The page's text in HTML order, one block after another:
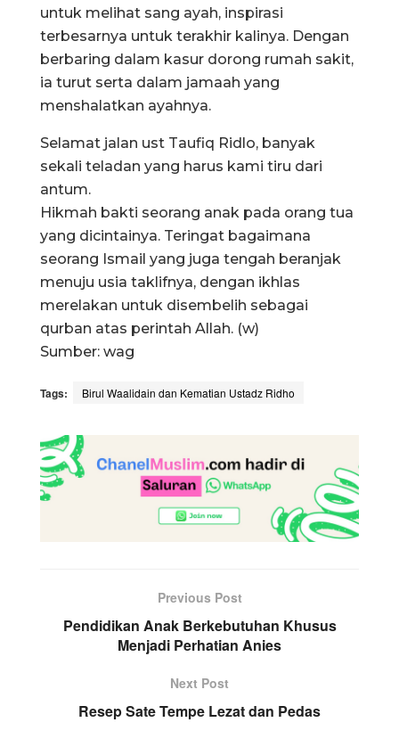
untuk melihat sang ayah, inspirasi
terbesarnya untuk terakhir kalinya. Dengan
berbaring dalam kasur dorong rumah sakit,
ia turut serta dalam jamaah yang
menshalatkan ayahnya.
Selamat jalan ust Taufiq Ridlo, banyak
sekali teladan yang harus kami tiru dari
antum.
Hikmah bakti seorang anak pada orang tua
yang dicintainya. Teringat bagaimana
seorang Ismail yang juga tengah beranjak
menuju usia taklifnya, dengan ikhlas
merelakan untuk disembelih sebagai
qurban atas perintah Allah. (w)
Sumber: wag
Tags: Birul Waalidain dan Kematian Ustadz Ridho
Previous Post
Pendidikan Anak Berkebutuhan Khusus
Menjadi Perhatian Anies
Next Post
Resep Sate Tempe Lezat dan Pedas